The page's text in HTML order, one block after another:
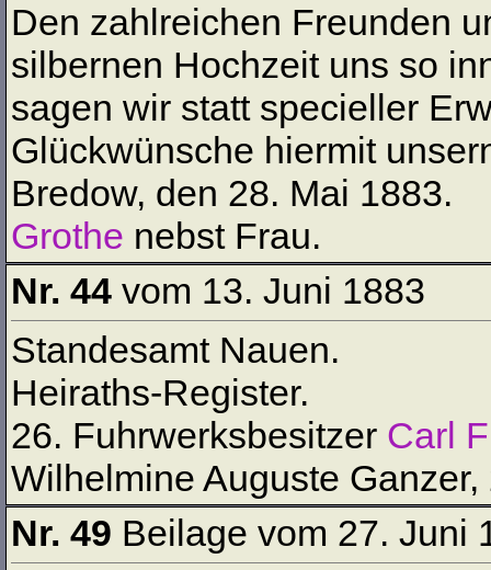
Den zahlreichen Freunden
silbernen Hochzeit uns so
sagen wir statt specieller
Glückwünsche hiermit
Bredow, den 28. Mai 1883.
Grothe nebst Frau.
Nr. 44 vom 13. Juni 1883
Standesamt Nauen.
Heiraths-Register.
26. Fuhrwerksbesitzer Carl
Wilhelmine Auguste Ganzer,
Nr. 49 Beilage vom 27. Juni